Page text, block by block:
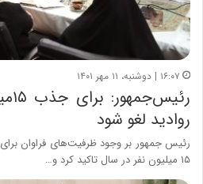
۱۶:۰۷ | دوشنبه، ۱۱ مهر ۱۴۰۱
روادید لغو شود
رئیس جمهور بر وجود ظرفیت‌های فراوان
۱۵ میلیون نفر در سال تاکید کرد و…